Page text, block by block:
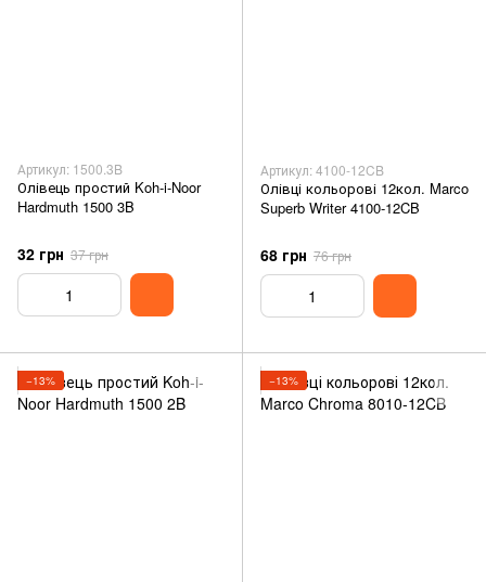
Артикул: 1500.3B
Олівець простий Koh-i-Noor
Hardmuth 1500 3B
32 грн 37 грн
Артикул: 4100-12CB
Олівці кольорові 12кол. Marco
Superb Writer 4100-12CB
68 грн 76 грн
−13% −13%